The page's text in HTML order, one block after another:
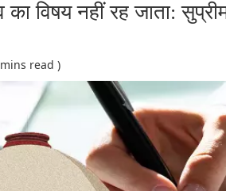
का विषय नहीं रह जाता:
read )